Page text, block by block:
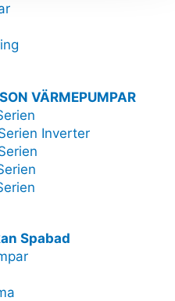
VÄRMEPUMPAR
Inverter
Spabad